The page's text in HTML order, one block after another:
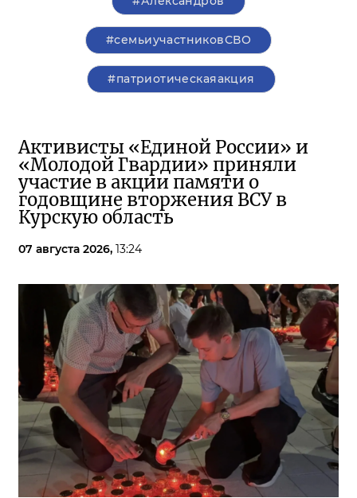
#семьиучастниковСВО
#патриотическаяакция
Активисты «Единой России» и
«Молодой Гвардии» приняли
участие в акции памяти о
годовщине вторжения ВСУ в
Курскую область
07 августа 2026, 13:24